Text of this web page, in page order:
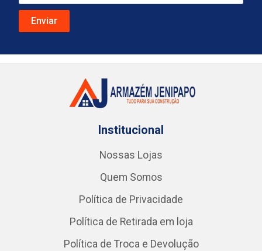
Institucional
Nossas Lojas
Quem Somos
Política de Privacidade
Política de Retirada em loja
Política de Troca e Devolução